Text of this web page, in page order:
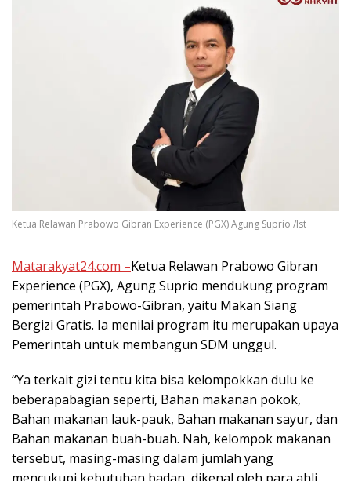
Ketua Relawan Prabowo Gibran Experience (PGX) Agung Suprio /Ist
Matarakyat24.com –Ketua Relawan Prabowo Gibran
Experience (PGX), Agung Suprio mendukung program
pemerintah Prabowo-Gibran, yaitu Makan Siang
Bergizi Gratis. Ia menilai program itu merupakan upaya
Pemerintah untuk membangun SDM unggul.
“Ya terkait gizi tentu kita bisa kelompokkan dulu ke
beberapabagian seperti, Bahan makanan pokok,
Bahan makanan lauk-pauk, Bahan makanan sayur, dan
Bahan makanan buah-buah. Nah, kelompok makanan
tersebut, masing-masing dalam jumlah yang